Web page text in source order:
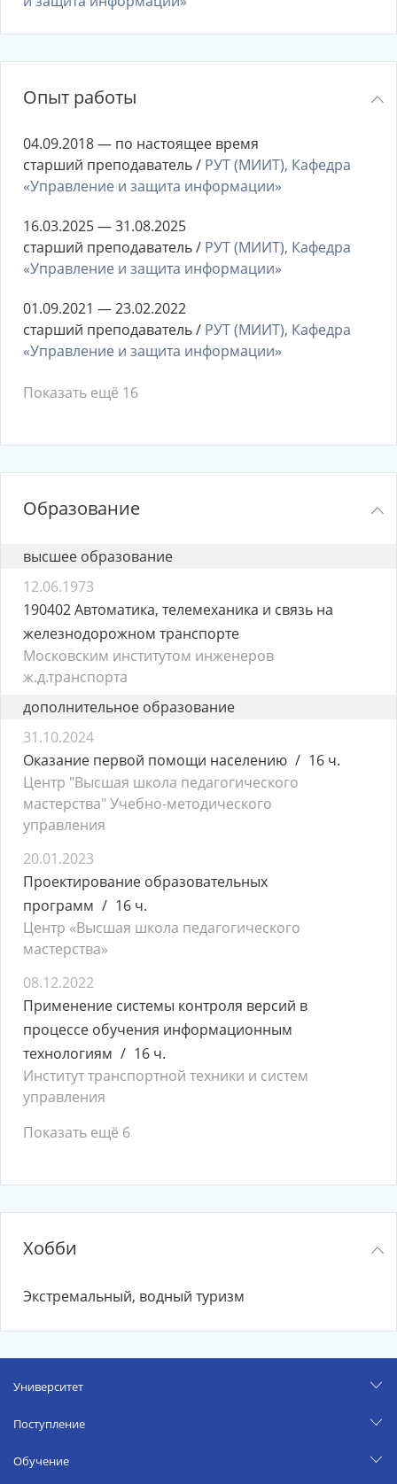
Опыт работы
04.09.2018 — по настоящее время
старший преподаватель / РУТ (МИИТ), Кафедра
«Управление и защита информации»
16.03.2025 — 31.08.2025
старший преподаватель / РУТ (МИИТ), Кафедра
«Управление и защита информации»
01.09.2021 — 23.02.2022
старший преподаватель / РУТ (МИИТ), Кафедра
«Управление и защита информации»
Показать ещё 16
Образование
высшее образование
12.06.1973
190402 Автоматика, телемеханика и связь на
железнодорожном транспорте
Московским институтом инженеров
ж.д.транспорта
дополнительное образование
31.10.2024
Оказание первой помощи населению
16 ч.
Центр "Высшая школа педагогического
мастерства" Учебно-методического
управления
20.01.2023
Проектирование образовательных
программ
16 ч.
Центр «Высшая школа педагогического
мастерства»
08.12.2022
Применение системы контроля версий в
процессе обучения информационным
технологиям
16 ч.
Институт транспортной техники и систем
управления
Показать ещё 6
Хобби
Экстремальный, водный туризм
Университет
Поступление
Обучение